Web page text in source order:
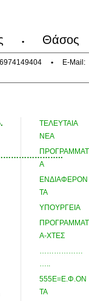
• Θάσος
6974149404 •
E-Mail:
ΤΕΛΕΥΤΑΙΑ
ΝΕΑ
ΠΡΟΓΡΑΜΜΑΤ
Α
ΕΝΔΙΑΦΕΡΟΝ
ΤΑ
ΥΠΟΥΡΓΕΙΑ
ΠΡΟΓΡΑΜΜΑΤ
Α-ΧΤΕΣ
………………
…..
555Ε=Ε.Φ.ΟΝ
ΤΑ